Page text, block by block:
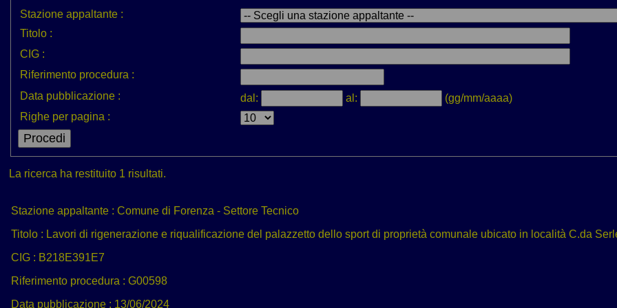
Stazione appaltante :
Titolo :
CIG :
Riferimento procedura :
Data pubblicazione :
dal: al:
(gg/mm/aaaa)
Righe per pagina :
La ricerca ha restituito 1 risultati.
Stazione appaltante : Comune di Forenza - Settore Tecnico
Titolo : Lavori di rigenerazione e riqualificazione del palazzetto dello sport di proprietà comunale ubicato in località C.da
CIG : B218E391E7
Riferimento procedura : G00598
Data pubblicazione : 13/06/2024